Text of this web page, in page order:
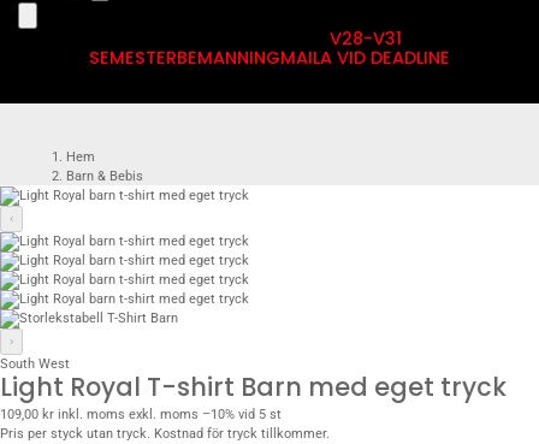
SEMESTERBEMANNING
V28-V31
MAILA VID DEADLINE
Hem
Barn & Bebis
T-shirt Barn
Light Royal T-shirt Barn med eget tryck
‹
›
South West
Light Royal T-shirt Barn med eget tryck
109,00 kr inkl. moms exkl. moms –10% vid 5 st
Pris per styck utan tryck. Kostnad för tryck tillkommer.